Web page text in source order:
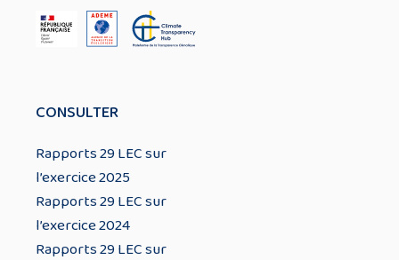
CONSULTER
Rapports 29 LEC sur
l’exercice 2025
Rapports 29 LEC sur
l’exercice 2024
Rapports 29 LEC sur